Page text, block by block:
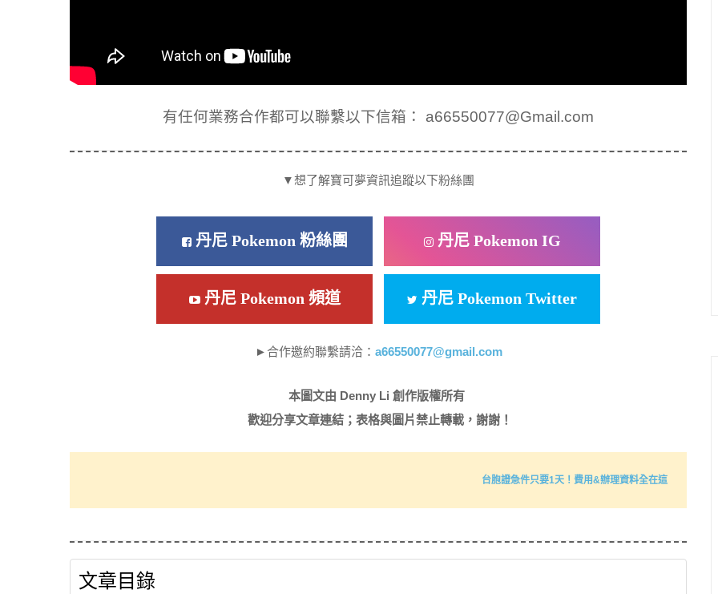
有任何業務合作都可以聯繫以下信箱： a66550077@Gmail.com
▼想了解寶可夢資訊追蹤以下粉絲團
丹尼 Pokemon 粉絲團 丹尼 Pokemon IG
丹尼 Pokemon 頻道 丹尼 Pokemon Twitter
►合作邀約聯繫請洽： a66550077@gmail.com
本圖文由 Denny Li 創作版權所有
歡迎分享文章連結；表格與圖片禁止轉載，謝謝！
台胞證急件只要1天！費用&辦理資料全在這
文章目錄